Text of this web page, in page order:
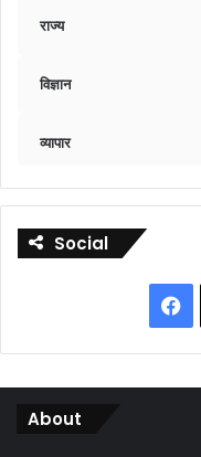
राज्य
विज्ञान
व्यापार
Social
About